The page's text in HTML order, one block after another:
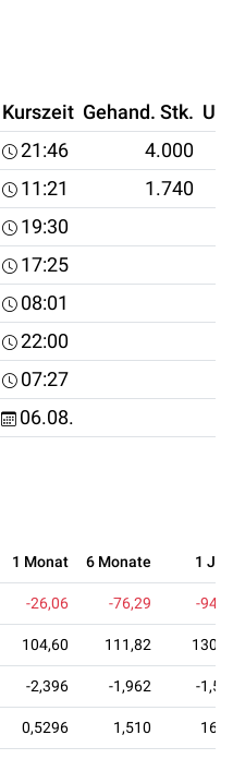
Kurszeit Gehand. Stk.
21:46
4.000
11:21
1.740
19:30
17:25
08:01
22:00
07:27
06.08.
1 Monat 6 Monate 1
-26,06 -76,29 -
104,60 111,82
-2,396 -1,962 -
0,5296 1,510